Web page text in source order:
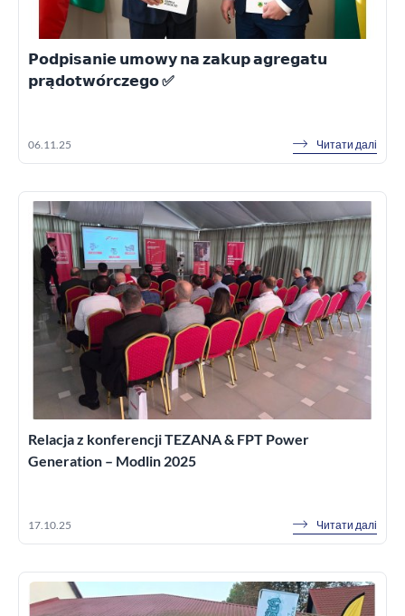
𝗣𝗼𝗱𝗽𝗶𝘀𝗮𝗻𝗶𝗲 𝘂𝗺𝗼𝘄𝘆 𝗻𝗮 𝘇𝗮𝗸𝘂𝗽 𝗮𝗴𝗿𝗲𝗴𝗮𝘁𝘂
𝗽𝗿𝗮̨𝗱𝗼𝘁𝘄𝗼́𝗿𝗰𝘇𝗲𝗴𝗼 ✅
06.11.25 Читати далі
Relacja z konferencji TEZANA & FPT Power
Generation – Modlin 2025
17.10.25 Читати далі